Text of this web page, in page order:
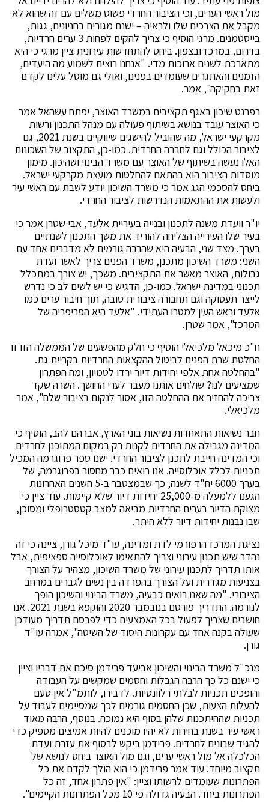
מול ראשי הערים, וכי הציבור החרדי פשוט משלים עם זה שהוא לא
מקבל את הצרכים שלו ולראיה – ישנם מגורים בחניונים, גגות,
בייסטמנים. מרגי הוסיף כי צריך להקים לפחות 3 ערים חרדיות,
בדרום, במרכז ובצפון. ביחס להתחדשות עירונית ציין מרגי כי היא
מתארכת לשנים ארוכות מדי. "אנחנו רוצים לשמוע מה היעדים,
הזמנים והאתגרים שעומדים בפנינו, ואולי גם מוטל עלינו לקדם
זאת בחקיקה", אמר.
רפרנט שיכון באגף תקציבים במשרד האוצר, יפתח עשהאל אמר
כי האוצר עובד בנושא בשיתוף פעולה עם מנהל התכנון ורשות
מקרקעי ישראל, מה שהוביל להישגים שיווקיים בשנת 2021, גם
לציבור הכולל וגם לחברה החרדית. כמו-כן, התקצוב של השכונות
האלו נעשה בשיתוף של האוצר עם משרד הבינוי ושהיכון. מימון
מוסדות הציבור הוא בהתאם להחלטות מועצת מקרקעי ישראל.
ביחס להסכמי הגג אמר כי משרד השיכון יודע לשבת עם ראשי עיר
ולעשות את ההתאמות הנדרשות לציבור החרדי.
יו"ר וועדת משנה לתכנון ובנייה בעיריית אלעד, אבי שטרן אמר כי
בעיר שלו העירייה הצליחה להוריד את משך התכנון לשנתיים
בערך. מצד שני, הבעיה היא שהרבה גורמים לא מדברים אחד עם
השני: משרד השיכון מתכנן, משרד הפנים צריך לאשר ועדת
גבולות, האוצר מאשר את התקציבים. משכך, יש צורך במתכלל
תכנוני במדינת ישראל. כמו-כן, הדגיש כי יש לשים לב כי נדרש
לייצר תעסוקה וגם תחבורה ציבורית טובה, תוך חיבור ערים כמו
אלעד וראש העין למטרו העתידי. "אלעד היא הפריפריה של
המרכז", אמר שטרן.
ח"כ מיכאל מלכיאלי הוסיף כי חלק מהפשעים של הממשלה הזו זו
החלטת שרת הפנים לביטול ההקצאות החרדיות בקריית גת.
"בהחלטה אחת אלפי יחידות דיור ירדו לטמיון, ומה הפתרון
שמציעים לנו? שולחים אותנו מעבר לערי החושך. השרה שקד
צריכה להחזיר את ההחלטה הזו, אסור לנקום בציבור שלם", אמר
מלכיאלי.
חבר נשיאות התאחדות נשיאות בוני הארץ, אברהם להב, הוסיף כי
המדינה מגבילה את החרדים לקנות רק במקום המתוכנן לחרדים
וכי המדינה חייבת לתכנן לציבור החרדי. ישנו ספר פרוגרמה המכיל
תכניות לכלל אוכלוסייה. אנו רואים כבר מחסור בפרוגרמה, של
בערך 6000 יח"ד לשנה, כך שבמצטבר ב-5 השנים האחרונות
הגענו ללמעלה מ-25,000 יחידות דיור שלא קיימות. עוד ציין כי
מצוקת הדיור בערים החרדיות מביאה למצב קטסטרופלי ומסוכן,
שבו נבנות יחידות דיור ללא היתר.
נציגת המרכז הרפורמי לדת ומדינה, עו"ד מיכל גורן, ציינה כי זה
נהדר שיש תכנון עירוני וצריך להתאימו לאוכלוסייה ספציפית, אבל
אותו תדריך לתכנון עירוני של משרד השיכון, מצהיר על הצורך
בצניעות מגדרית ועל הצורך בהפרדה בין נשים לגברים במרחב
הציבורי. "מה שאנו רואים כבעיה, משרד הבינוי והשיכון הופך
לנורמה. התדריך פורסם בנובמבר 2020 והוקפא בשנת 2021. אנו
חושבים שצריך לפעול בכל האמצעים כדי לפרסם תדריך מעודכן
שעולה בקנה אחד עם עקרונות היסוד של השיטה", אמרה עו"ד
גורן.
מנכ"ל משרד הבינוי והשיכון אביעד פרידמן סיכם את דבריו וציין
כי ישנם כל כך הרבה הגבלות וחסמים שמקשים על העבודה
והופכים תכניות לבלתי רלוונטיות. לדבירו, לותמ"ל אין טעם
להעלות הצעות, שכן החסמים גורמים לכך שמסיימים לעבוד על
תכניות שההיתכנות שלהן בסוף היא נמוכה. בנוסף, הרבה מאוד
ראשי עיר בשנת בחירות לא יהיו מוכנים להיות אמיצים מספיק כדי
להגיד שבונים לחרדים. פרידמן ביקש לבסוף את עזרת ועדת
הכלכלה אל מול ראשי ערים, וגם מול האוצר ביחס לנושא של
תקצוב מיוחד. עוד אמר פרידמן כי הוא הולך לקדם את כל
הפתרונות שעומדים לרשותו וציין: "אין פתרון אחד, זה כל
הפתרונות ביחד. הבעיה גדולה פי 10 מכל הפתרונות הקיימים".